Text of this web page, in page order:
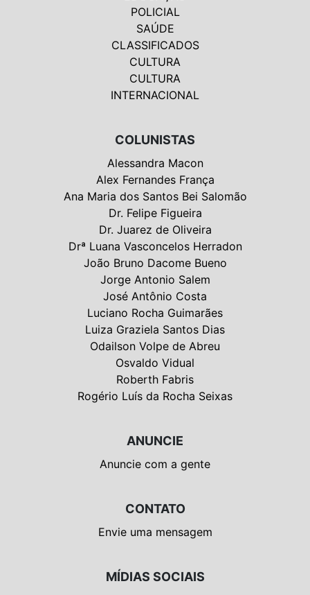
POLICIAL
SAÚDE
CLASSIFICADOS
CULTURA
CULTURA
INTERNACIONAL
COLUNISTAS
Alessandra Macon
Alex Fernandes França
Ana Maria dos Santos Bei Salomão
Dr. Felipe Figueira
Dr. Juarez de Oliveira
Drª Luana Vasconcelos Herradon
João Bruno Dacome Bueno
Jorge Antonio Salem
José Antônio Costa
Luciano Rocha Guimarães
Luiza Graziela Santos Dias
Odailson Volpe de Abreu
Osvaldo Vidual
Roberth Fabris
Rogério Luís da Rocha Seixas
ANUNCIE
Anuncie com a gente
CONTATO
Envie uma mensagem
MÍDIAS SOCIAIS